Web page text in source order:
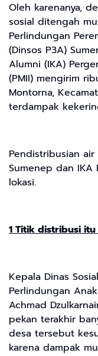
Oleh karenanya,
sosial ditengah
Perlindungan
(Dinsos P3A)
Alumni (IKA)
(PMII) mengirim
Montorna,
terdampak
Pendistribusian
Sumenep dan IKA
lokasi.
1 Titik distribusi
Kepala Dinas
Perlindungan
Achmad
pekan terakhir
desa tersebut
karena dampak